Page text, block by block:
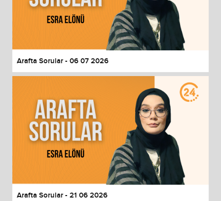
Arafta Sorular - 06 07 2026
Arafta Sorular - 21 06 2026